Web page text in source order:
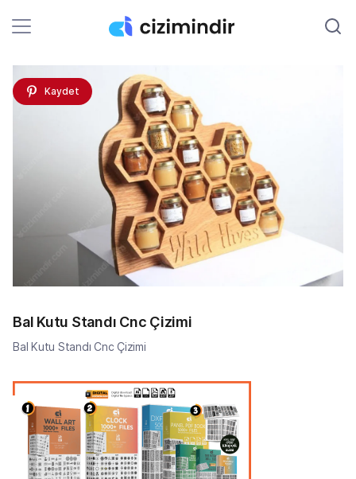
Kaydet
Bal Kutu Standı Cnc Çizimi
Bal Kutu Standı Cnc Çizimi